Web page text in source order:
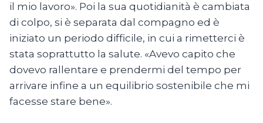
il mio lavoro». Poi la sua quotidianità è cambiata
di colpo, si è separata dal compagno ed è
iniziato un periodo difficile, in cui a rimetterci è
stata soprattutto la salute. «Avevo capito che
dovevo rallentare e prendermi del tempo per
arrivare infine a un equilibrio sostenibile che mi
facesse stare bene».